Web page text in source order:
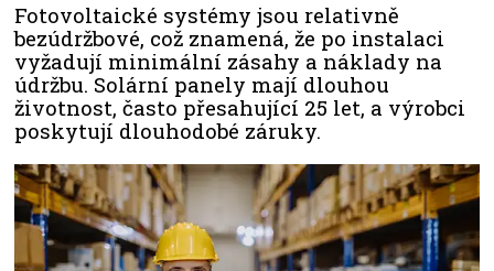
Fotovoltaické systémy jsou relativně
bezúdržbové, což znamená, že po instalaci
vyžadují minimální zásahy a náklady na
údržbu. Solární panely mají dlouhou
životnost, často přesahující 25 let, a výrobci
poskytují dlouhodobé záruky.